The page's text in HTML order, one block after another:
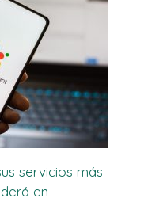
servicios más
en